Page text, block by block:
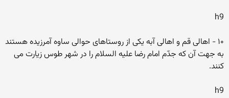
h9
۱۰ - اهالى قم و اهالى آبه یکى از روستاهاى حوالى ساوه آمرزیده هستند
به جهت آن که جدّم امام رضا علیه السلام را در شهر طوس زیارت مى
کنند.
h9